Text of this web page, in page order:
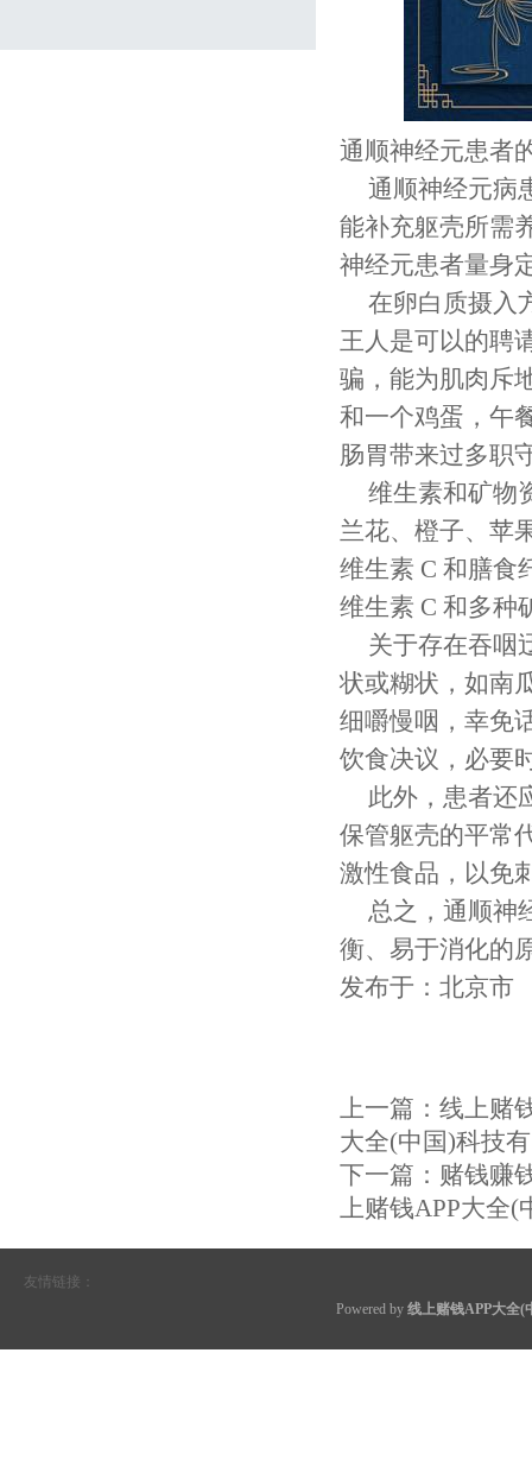
通顺神经元患者
通顺神经元病
能补充躯壳所需
神经元患者量身
在卵白质摄入
王人是可以的聘
骗，能为肌肉斥
和一个鸡蛋，午
肠胃带来过多职
维生素和矿物
兰花、橙子、苹
维生素 C 和膳食
维生素 C 和多种
关于存在吞咽
状或糊状，如南
细嚼慢咽，幸免
饮食决议，必要
此外，患者还
保管躯壳的平常
激性食品，以免
总之，通顺神
衡、易于消化的
发布于：北京市
上一篇： 线上赌
大全(中国)科技
下一篇： 赌钱赚
上赌钱APP大全(
友情链接：
Powered by 线上赌钱APP大全(